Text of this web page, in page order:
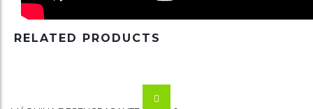
RELATED PRODUCTS